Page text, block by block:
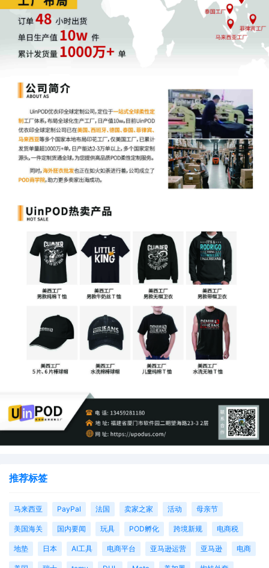
推荐标签
马来西亚 PayPal 法国 卖家之家 活动 母亲节
美国海关 国内要闻 玩具 POD孵化 跨境新规 电商税
地垫 日本 AI工具 电商平台 亚马逊运营 亚马逊 电商